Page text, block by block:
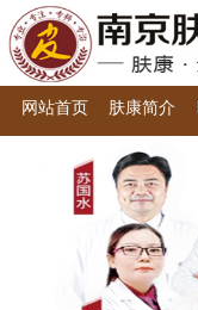
网站首页 肤康简介